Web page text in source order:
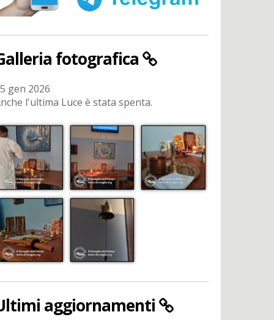
fotografica
gen 2026
l'ultima Luce è stata spenta.
aggiornamenti